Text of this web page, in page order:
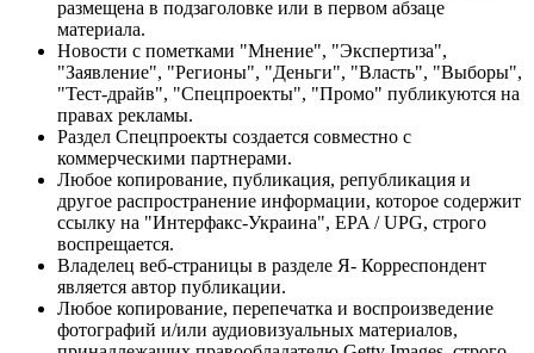
размещена в подзаголовке или в первом абзаце
материала.
Новости с пометками "Мнение", "Экспертиза",
"Заявление", "Регионы", "Деньги", "Власть", "Выборы",
"Тест-драйв", "Спецпроекты", "Промо" публикуются на
правах рекламы.
Раздел Спецпроекты создается совместно с
коммерческими партнерами.
Любое копирование, публикация, републикация и
другое распространение информации, которое содержит
ссылку на "Интерфакс-Украина", EPA / UPG, строго
воспрещается.
Владелец веб-страницы в разделе Я- Корреспондент
является автор публикации.
Любое копирование, перепечатка и воспроизведение
фотографий и/или аудиовизуальных материалов,